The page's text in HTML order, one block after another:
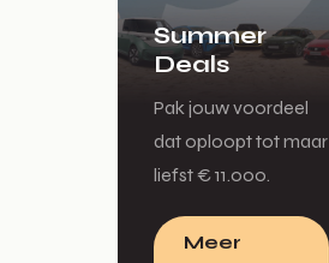
Summer
Deals
Pak jouw voordeel
dat oploopt tot maar
liefst € 11.000.
Meer